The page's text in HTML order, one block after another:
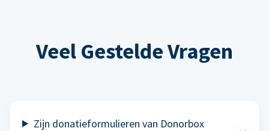
Veel Gestelde Vragen
Zijn donatieformulieren van Donorbox